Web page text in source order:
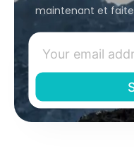
maintenant et